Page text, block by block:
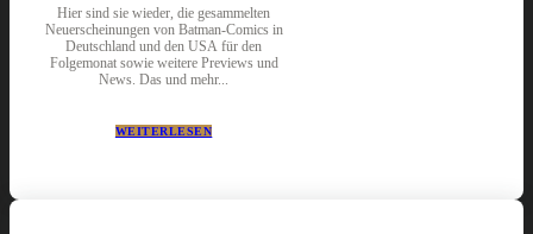
Hier sind sie wieder, die gesammelten
Neuerscheinungen von Batman-Comics in
Deutschland und den USA für den
Folgemonat sowie weitere Previews und
News. Das und mehr...
WEITERLESEN